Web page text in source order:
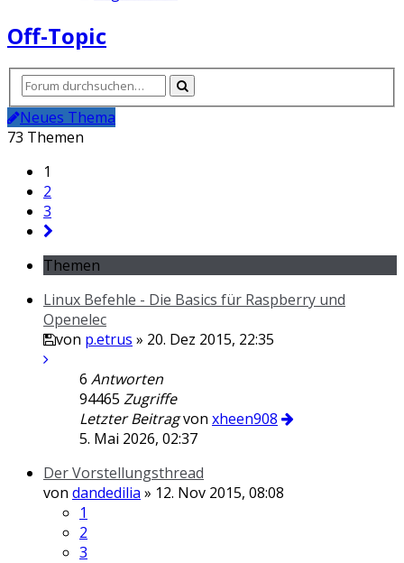
Off-Topic
Neues Thema
73 Themen
1
2
3
Themen
Linux Befehle - Die Basics für Raspberry und
Openelec
von p.etrus » 20. Dez 2015, 22:35
6 Antworten
94465 Zugriffe
Letzter Beitragvon xheen908
5. Mai 2026, 02:37
Der Vorstellungsthread
von dandedilia » 12. Nov 2015, 08:08
1
2
3